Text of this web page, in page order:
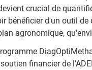
crucial de
bénéficier d'un outil
agronomique,
financier de